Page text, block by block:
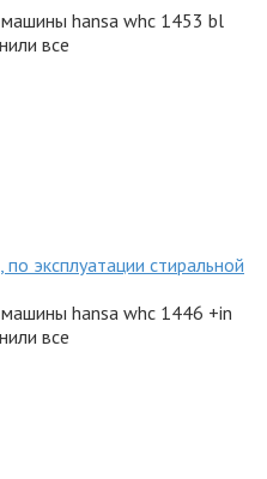
hansa whc 1453 bl
все
эксплуатации стиральной
hansa whc 1446 +in
все